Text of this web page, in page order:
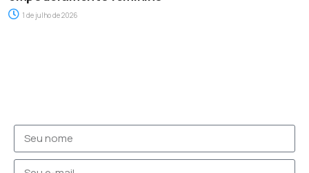
1 de julho de 2026